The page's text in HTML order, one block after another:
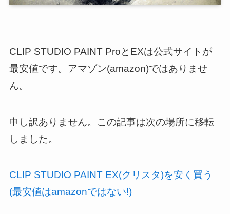
CLIP STUDIO PAINT ProとEXは公式サイトが
最安値です。アマゾン(amazon)ではありませ
ん。
申し訳ありません。この記事は次の場所に移転
しました。
CLIP STUDIO PAINT EX(クリスタ)を安く買う
(最安値はamazonではない!)